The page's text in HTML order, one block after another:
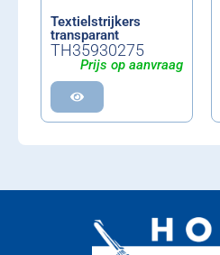
Textielstrijkers
transparant
TH35930275
Prijs op aanvraag